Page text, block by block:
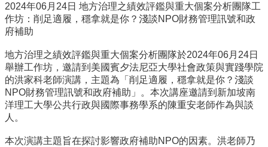
事
所
簡
公
事
所
成
員
學
2024年06月24日 地方治理之績效評鑑與重大個案分析團隊工
作坊：削足適履，穩拿就是你？淺談NPO財務管理訊號和政
府補助
地方治理之績效評鑑與重大個案分析團隊於2024年06月24日
舉辦工作坊，邀請到美國賓夕法尼亞大學社會政策與實踐學院
的洪家科老師演講，主題為「削足適履，穩拿就是你？淺談
NPO財務管理訊號和政府補助」。本次講座邀請到新加坡南
洋理工大學公共行政與國際事務學系的陳重安老師作為與談
人。
本次演講主題旨在探討影響政府補助NPO的因素。洪老師乃